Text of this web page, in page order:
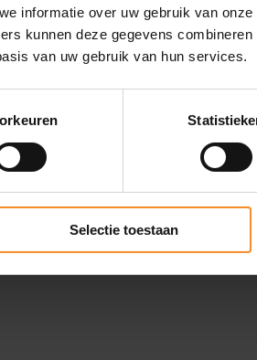
informatie over uw gebruik van
kunnen deze gegevens
van uw gebruik van hun services.
Selectie toestaan